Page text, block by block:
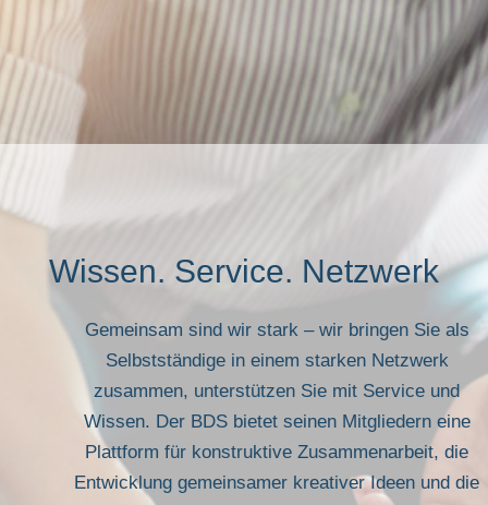
Wissen. Service. Netzwerk
Gemeinsam sind wir stark – wir bringen Sie als
Selbstständige in einem starken Netzwerk
zusammen, unterstützen Sie mit Service und
Wissen. Der BDS bietet seinen Mitgliedern eine
Plattform für konstruktive Zusammenarbeit, die
Entwicklung gemeinsamer kreativer Ideen und die